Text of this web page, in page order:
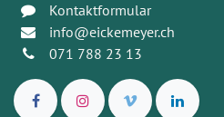
Kontaktformular
info@eickemeyer.ch
071 788 23 13